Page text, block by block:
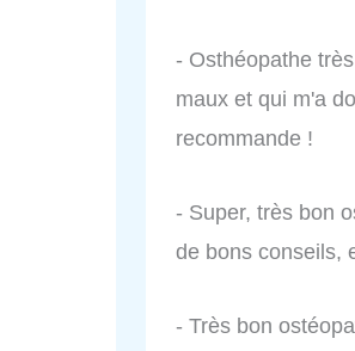
- Osthéopathe
maux et qui m'a
recommande !
- Super, très bon
de bons conseils,
- Très bon